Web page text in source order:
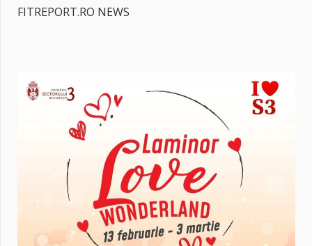
FITREPORT.RO NEWS